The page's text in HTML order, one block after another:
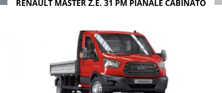
RENAULT MASTER Z.E. 31 PM PIANALE CABINATO